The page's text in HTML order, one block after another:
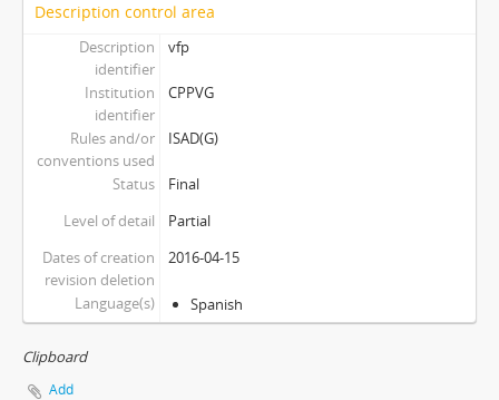
Description control area
Description
identifier
vfp
Institution
identifier
CPPVG
Rules and/or
conventions used
ISAD(G)
Status
Final
Level of detail
Partial
Dates of creation
revision deletion
2016-04-15
Language(s) Spanish
Clipboard
Add